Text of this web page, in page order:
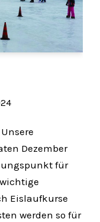
Dezember
für
Eislaufkurse
werden so für